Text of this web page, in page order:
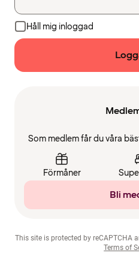
Håll mig inloggad
Som medlem får du våra
Förmåner
Bli
This site is protected by reCAPTCHA
Terms of